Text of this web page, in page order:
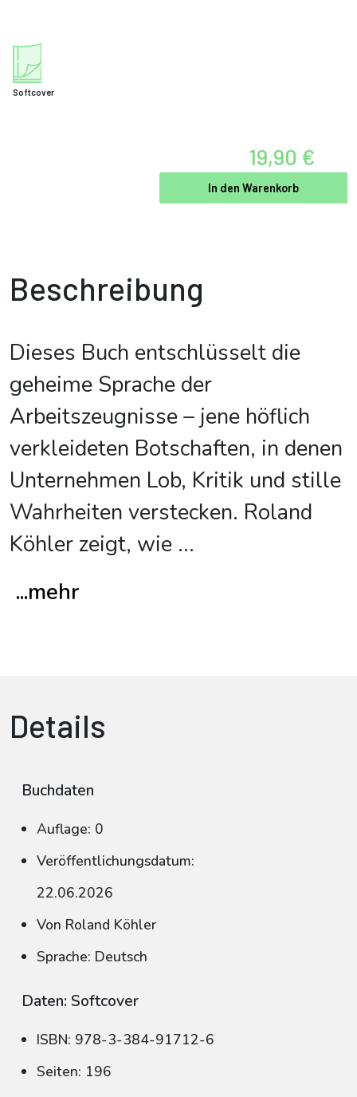
Softcover
19,90 €
In den Warenkorb
Beschreibung
Dieses Buch entschlüsselt die
geheime Sprache der
Arbeitszeugnisse – jene höflich
verkleideten Botschaften, in denen
Unternehmen Lob, Kritik und stille
Wahrheiten verstecken. Roland
Köhler zeigt, wie ...
...mehr
Details
Buchdaten
Auflage: 0
Veröffentlichungsdatum:
22.06.2026
Von Roland Köhler
Sprache: Deutsch
Daten: Softcover
ISBN: 978-3-384-91712-6
Seiten: 196